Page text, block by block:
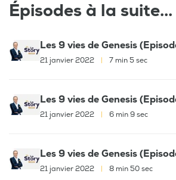
Épisodes à la suite...
Les 9 vies de Genesis
21 janvier 2022 7 min 5 sec
Les 9 vies de Genesis
21 janvier 2022 6 min 9 sec
Les 9 vies de Genesis
21 janvier 2022 8 min 50 sec